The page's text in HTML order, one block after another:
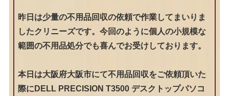
昨日は少量の不用品回収の依頼で作業してまいりま
したクリニーズです。今回のように個人の小規模な
範囲の不用品処分でも喜んでお受けしております。
本日は大阪府大阪市にて不用品回収をご依頼頂いた
際にDELL PRECISION T3500 デスクトップパソコ